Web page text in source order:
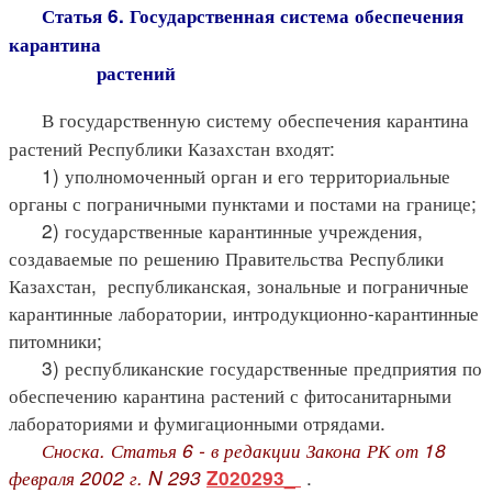
Статья 6. Государственная система обеспечения
карантина
растений
В государственную систему обеспечения карантина
растений Республики Казахстан входят:
1) уполномоченный орган и его территориальные
органы с пограничными пунктами и постами на границе;
2) государственные карантинные учреждения,
создаваемые по решению Правительства Республики
Казахстан, республиканская, зональные и пограничные
карантинные лаборатории, интродукционно-карантинные
питомники;
3) республиканские государственные предприятия по
обеспечению карантина растений с фитосанитарными
лабораториями и фумигационными отрядами.
Сноска. Статья 6 - в редакции Закона РК от 18
февраля 2002 г. N 293 Z020293_ .